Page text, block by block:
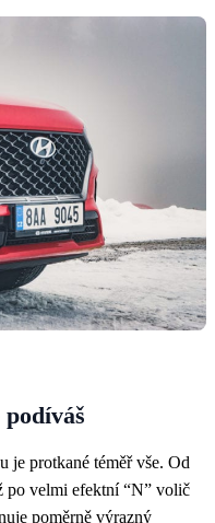
je protkané téměř vše. Od
po velmi efektní “N” volič
poměrně výrazný